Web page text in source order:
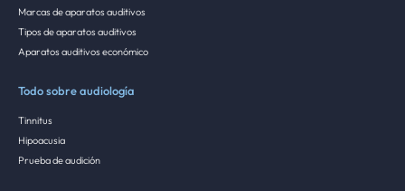
Marcas de aparatos auditivos
Tipos de aparatos auditivos
Aparatos auditivos económico
Todo sobre audiología
Tinnitus
Hipoacusia
Prueba de audición